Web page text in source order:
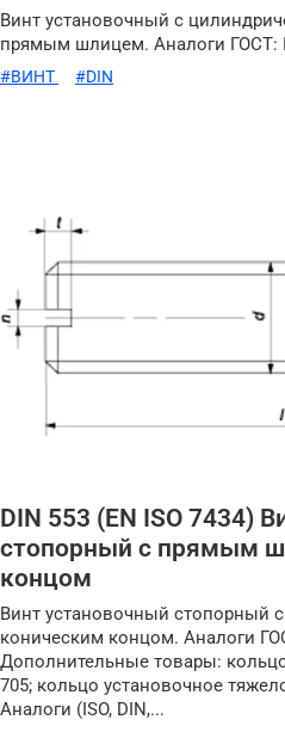
Винт установочный с
прямым шлицем. Аналоги ГОСТ:
#ВИНТ #DIN
DIN 553 (EN ISO 7434)
стопорный с прямым
концом
Винт установочный
коническим концом. Аналоги
Дополнительные товары:
705; кольцо установочное
Аналоги (ISO, DIN,...